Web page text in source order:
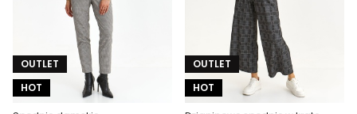
OUTLET
HOT
OUTLET
HOT